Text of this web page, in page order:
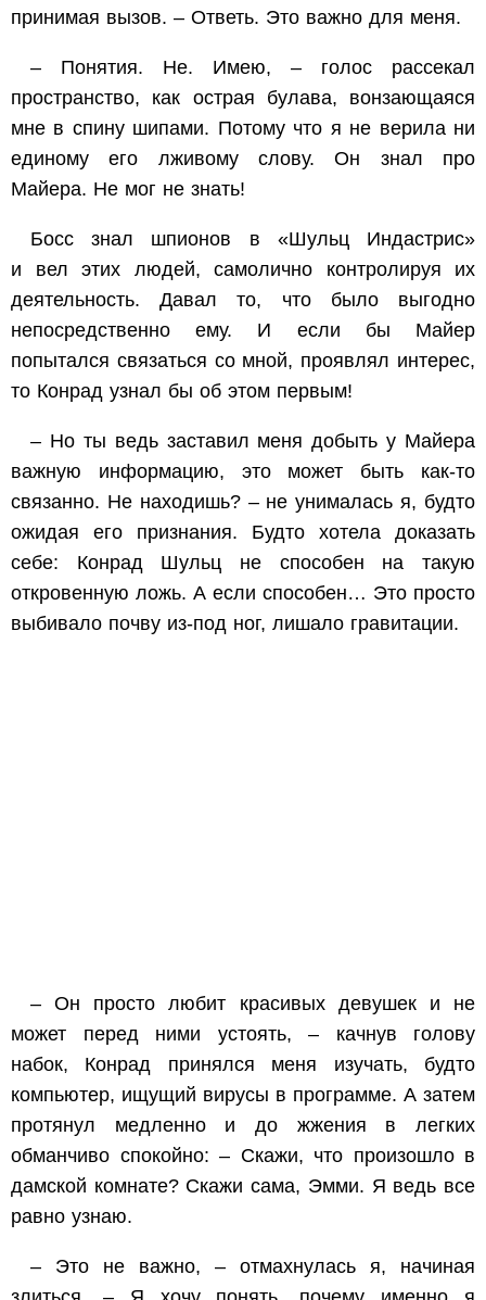
принимая вызов. – Ответь. Это важно для меня.
– Понятия. Не. Имею, – голос рассекал
пространство, как острая булава, вонзающаяся
мне в спину шипами. Потому что я не верила ни
единому его лживому слову. Он знал про
Майера. Не мог не знать!
Босс знал шпионов в «Шульц Индастрис»
и вел этих людей, самолично контролируя их
деятельность. Давал то, что было выгодно
непосредственно ему. И если бы Майер
попытался связаться со мной, проявлял интерес,
то Конрад узнал бы об этом первым!
– Но ты ведь заставил меня добыть у Майера
важную информацию, это может быть как-то
связанно. Не находишь? – не унималась я, будто
ожидая его признания. Будто хотела доказать
себе: Конрад Шульц не способен на такую
откровенную ложь. А если способен… Это просто
выбивало почву из-под ног, лишало гравитации.
– Он просто любит красивых девушек и не
может перед ними устоять, – качнув голову
набок, Конрад принялся меня изучать, будто
компьютер, ищущий вирусы в программе. А затем
протянул медленно и до жжения в легких
обманчиво спокойно: – Скажи, что произошло в
дамской комнате? Скажи сама, Эмми. Я ведь все
равно узнаю.
– Это не важно, – отмахнулась я, начиная